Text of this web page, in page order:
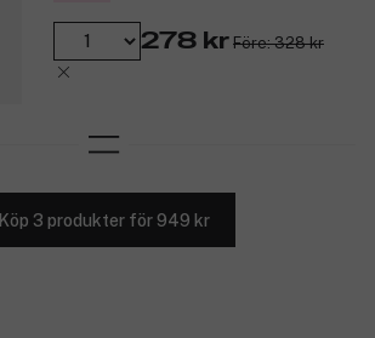
278 kr Före: 328 kr
Köp 3 produkter för 949 kr